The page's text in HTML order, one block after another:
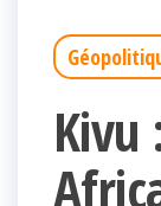
Kivu